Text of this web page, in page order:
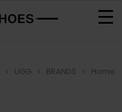
Home
BRANDS
UGG